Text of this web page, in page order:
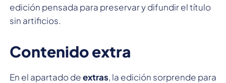
edición pensada para preservar y difundir el título
sin artificios.
Contenido extra
En el apartado deextras, la edición sorprende para